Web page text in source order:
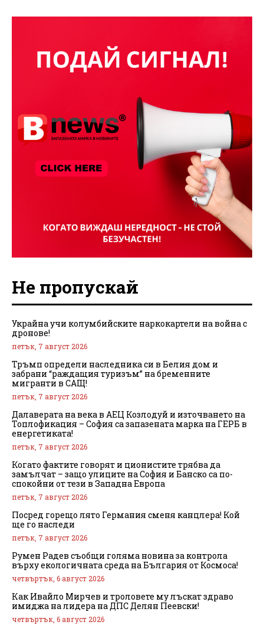
Не пропускай
Украйна учи колумбийските наркокартели на война с
дронове!
петък, 7 август 2026
Тръмп определи наследника си в Белия дом и
забрани “раждащия туризъм” на бременните
мигранти в САЩ!
петък, 7 август 2026
Далаверата на века в АЕЦ Козлодуй и източването на
Топлофикация – София са запазената марка на ГЕРБ в
енергетиката!
петък, 7 август 2026
Когато фактите говорят и ционистите трябва да
замълчат – защо улиците на София и Банско са по-
спокойни от тези в Западна Европа
петък, 7 август 2026
Посред горещо лято Германия сменя канцлера! Кой
ще го наследи
петък, 7 август 2026
Румен Радев съобщи голяма новина за контрола
върху екологичната среда на България от Космоса!
четвъртък, 6 август 2026
Как Ивайло Мирчев и троловете му лъскат здраво
имиджа на лидера на ДПС Делян Пеевски!
четвъртък, 6 август 2026